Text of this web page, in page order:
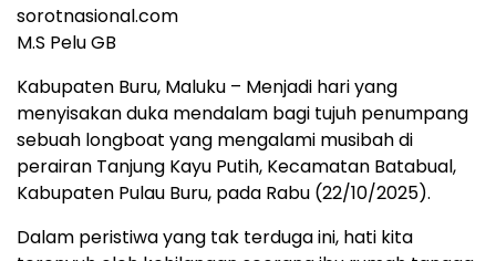
sorotnasional.com
M.S Pelu GB
Kabupaten Buru, Maluku – Menjadi hari yang
menyisakan duka mendalam bagi tujuh penumpang
sebuah longboat yang mengalami musibah di
perairan Tanjung Kayu Putih, Kecamatan Batabual,
Kabupaten Pulau Buru, pada Rabu (22/10/2025).
Dalam peristiwa yang tak terduga ini, hati kita